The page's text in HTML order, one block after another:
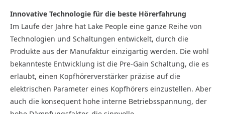
Innovative Technologie für die beste Hörerfahrung
Im Laufe der Jahre hat Lake People eine ganze Reihe von
Technologien und Schaltungen entwickelt, durch die
Produkte aus der Manufaktur einzigartig werden. Die wohl
bekannteste Entwicklung ist die Pre-Gain Schaltung, die es
erlaubt, einen Kopfhörerverstärker präzise auf die
elektrischen Parameter eines Kopfhörers einzustellen. Aber
auch die konsequent hohe interne Betriebsspannung, der